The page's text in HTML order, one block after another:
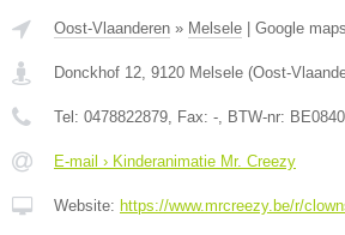
Oost-Vlaanderen » Melsele Google maps
Donckhof 12, 9120 Melsele (Oost-
Tel: 0478822879, Fax: -, BTW-nr:
E-mail › Kinderanimatie Mr. Creezy
Website: https://www.mrcreezy.be/r/